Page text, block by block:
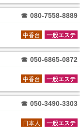
☎ 080-7558-8889
一般エステ
中香台
☎ 050-6865-0872
一般エステ
中香台
☎ 050-3490-3303
一般エステ
日本人